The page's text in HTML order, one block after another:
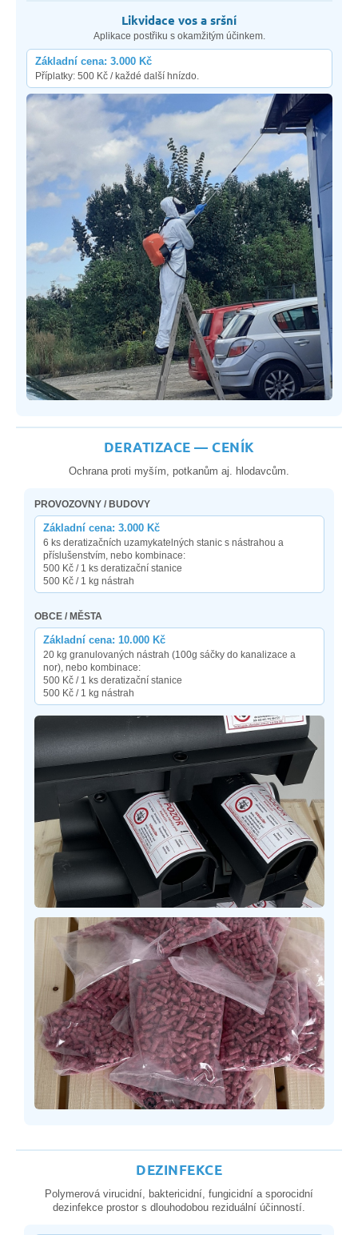
Likvidace vos a sršní
Aplikace postřiku s okamžitým účinkem.
Základní cena: 3.000 Kč
Příplatky: 500 Kč / každé další hnízdo.
DERATIZACE — CENÍK
Ochrana proti myším, potkanům aj. hlodavcům.
PROVOZOVNY / BUDOVY
Základní cena: 3.000 Kč
6 ks deratizačních uzamykatelných stanic s nástrahou a
příslušenstvím, nebo kombinace:
500 Kč / 1 ks deratizační stanice
500 Kč / 1 kg nástrah
OBCE / MĚSTA
Základní cena: 10.000 Kč
20 kg granulovaných nástrah (100g sáčky do kanalizace a
nor), nebo kombinace:
500 Kč / 1 ks deratizační stanice
500 Kč / 1 kg nástrah
DEZINFEKCE
Polymerová virucidní, baktericidní, fungicidní a sporocidní
dezinfekce prostor s dlouhodobou reziduální účinností.